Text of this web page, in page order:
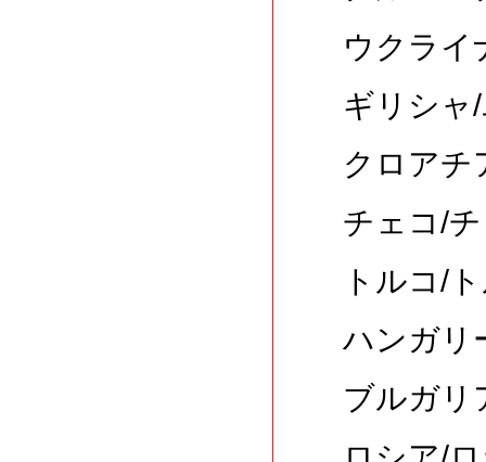
ウクライ
ギリシャ
クロアチ
チェコ/
トルコ/
ハンガリ
ブルガリ